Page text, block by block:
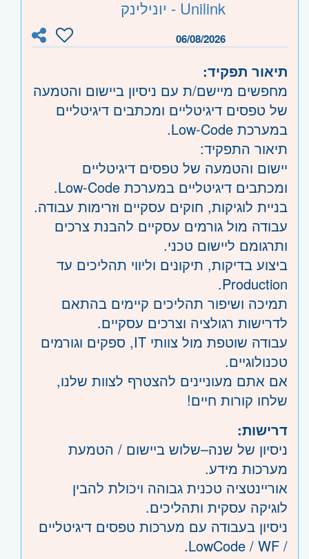
Unilink - יונילינק
06/08/2026
תיאור תפקיד:
מחפשים מיישם/ת עם ניסיון ביישום והטמעה
של טפסים דיגיטליים ומכתבים דיגיטליים
במערכת Low-Code.
תיאור התפקיד:
יישום והטמעה של טפסים דיגיטליים
ומכתבים דיגיטליים במערכת Low-Code.
בניית לוגיקות, חוקים עסקיים וזרימות עבודה.
עבודה מול גורמים עסקיים להבנת צרכים
ותרגומם ליישום טכני.
ביצוע בדיקות, תיקונים וליווי תהליכים עד
Production.
תמיכה ושיפור תהליכים קיימים בהתאם
לדרישות רגולציה וצרכים עסקיים.
עבודה שוטפת מול צוותי IT, ספקים וגורמים
טכנולוגיים.
אם אתם מעוניינים להצטרף לצוות שלנו,
שלחו קורות חיים!
דרישות:
ניסיון של שנה–שלוש ביישום / הטמעת
מערכות מידע.
אוריינטציה טכנית גבוהה ויכולת להבין
לוגיקה עסקית ותהליכים.
ניסיון בעבודה עם מערכות טפסים דיגיטליים
/ LowCode / WF.